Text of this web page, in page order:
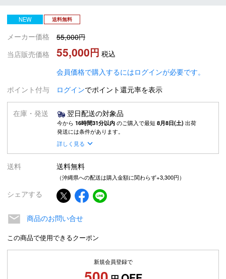
NEW 送料無料
メーカー価格
55,000
当店販売価格
55,000
税込
会員価格で購入するにはログインが必要です。
ポイント付与
ログインでポイント還元率を表示
在庫・発送 翌日配送の対象品
今から 16時間31分以内のご購入で最短8月8日(土)出荷
発送には条件があります。
詳しく見る
送料 送料無料
（沖縄県への配送は購入金額に関わらず+3,300円）
シェアする
商品のお問い合せ
この商品で使用できるクーポン
新規会員登録で